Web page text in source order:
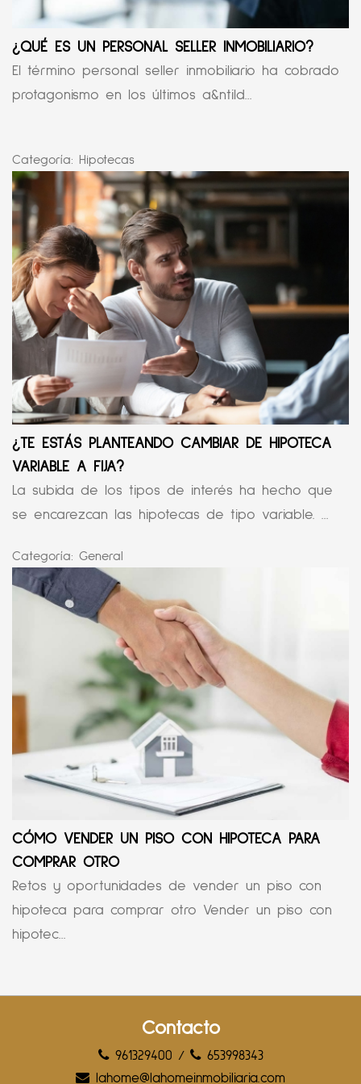
¿QUÉ ES UN PERSONAL SELLER INMOBILIARIO?
El término personal seller inmobiliario ha cobrado
protagonismo en los últimos a&ntild...
Categoría: Hipotecas
¿TE ESTÁS PLANTEANDO CAMBIAR DE HIPOTECA
VARIABLE A FIJA?
La subida de los tipos de interés ha hecho que
se encarezcan las hipotecas de tipo variable. ...
Categoría: General
CÓMO VENDER UN PISO CON HIPOTECA PARA
COMPRAR OTRO
Retos y oportunidades de vender un piso con
hipoteca para comprar otro Vender un piso con
hipotec...
Contacto
961329400 /
653998343
lahome@lahomeinmobiliaria.com